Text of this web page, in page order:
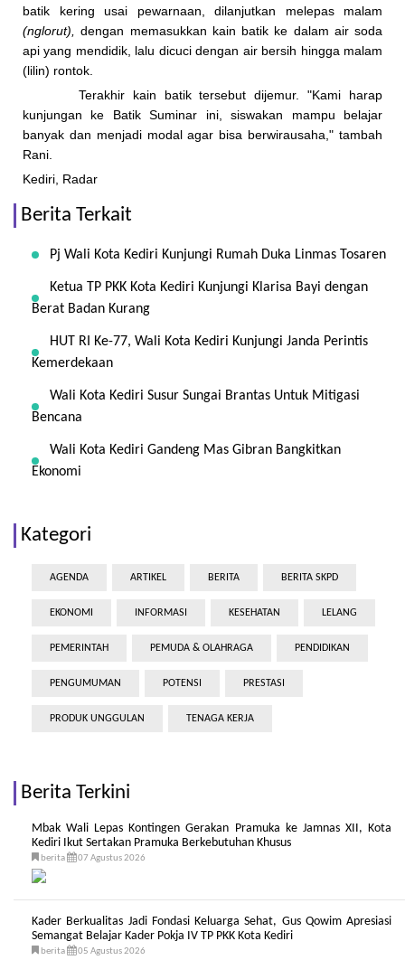
batik kering usai pewarnaan, dilanjutkan melepas malam
(nglorut),dengan memasukkan kain batik ke dalam air soda
api yang mendidik, lalu dicuci dengan air bersih hingga malam
(lilin) rontok.
Terakhir kain batik tersebut dijemur. "Kami harap
kunjungan ke Batik Suminar ini, siswakan mampu belajar
banyak dan menjadi modal agar bisa berwirausaha," tambah
Rani.
Kediri, Radar
Berita Terkait
Pj Wali Kota Kediri Kunjungi Rumah Duka Linmas Tosaren
Ketua TP PKK Kota Kediri Kunjungi Klarisa Bayi dengan
Berat Badan Kurang
HUT RI Ke-77, Wali Kota Kediri Kunjungi Janda Perintis
Kemerdekaan
Wali Kota Kediri Susur Sungai Brantas Untuk Mitigasi
Bencana
Wali Kota Kediri Gandeng Mas Gibran Bangkitkan
Ekonomi
Kategori
AGENDA ARTIKEL BERITA BERITA SKPD
EKONOMI INFORMASI KESEHATAN LELANG
PEMERINTAH PEMUDA & OLAHRAGA PENDIDIKAN
PENGUMUMAN POTENSI PRESTASI
PRODUK UNGGULAN TENAGA KERJA
Berita Terkini
Mbak Wali Lepas Kontingen Gerakan Pramuka ke Jamnas XII, Kota
Kediri Ikut Sertakan Pramuka Berkebutuhan Khusus
berita 07 Agustus 2026
Kader Berkualitas Jadi Fondasi Keluarga Sehat, Gus Qowim Apresiasi
Semangat Belajar Kader Pokja IV TP PKK Kota Kediri
berita 05 Agustus 2026